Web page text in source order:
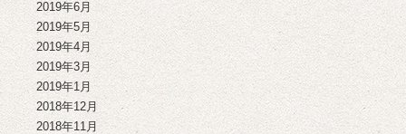
2019年6月
2019年5月
2019年4月
2019年3月
2019年1月
2018年12月
2018年11月